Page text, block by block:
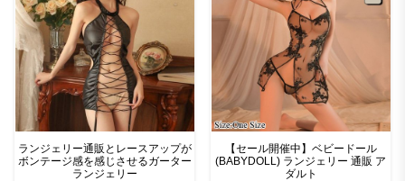
ランジェリー通販とレースアップが
ボンテージ感を感じさせるガーター
ランジェリー
【セール開催中】ベビードール
(BABYDOLL) ランジェリー 通販 ア
ダルト